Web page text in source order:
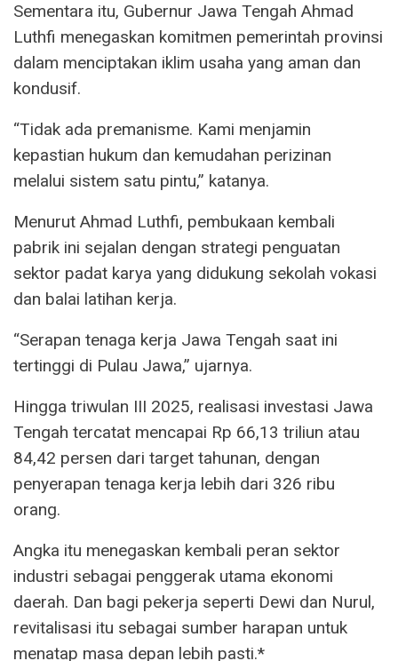
Sementara itu, Gubernur Jawa Tengah Ahmad
Luthfi menegaskan komitmen pemerintah provinsi
dalam menciptakan iklim usaha yang aman dan
kondusif.
“Tidak ada premanisme. Kami menjamin
kepastian hukum dan kemudahan perizinan
melalui sistem satu pintu,” katanya.
Menurut Ahmad Luthfi, pembukaan kembali
pabrik ini sejalan dengan strategi penguatan
sektor padat karya yang didukung sekolah vokasi
dan balai latihan kerja.
“Serapan tenaga kerja Jawa Tengah saat ini
tertinggi di Pulau Jawa,” ujarnya.
Hingga triwulan III 2025, realisasi investasi Jawa
Tengah tercatat mencapai Rp 66,13 triliun atau
84,42 persen dari target tahunan, dengan
penyerapan tenaga kerja lebih dari 326 ribu
orang.
Angka itu menegaskan kembali peran sektor
industri sebagai penggerak utama ekonomi
daerah. Dan bagi pekerja seperti Dewi dan Nurul,
revitalisasi itu sebagai sumber harapan untuk
menatap masa depan lebih pasti.*